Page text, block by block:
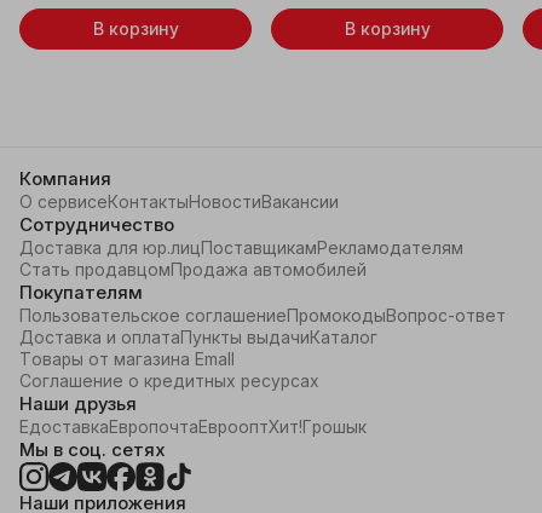
В корзину В корзину
Компания
О сервисеКонтактыНовостиВакансии
Сотрудничество
Доставка для юр.лицПоставщикамРекламодателям
Стать продавцомПродажа автомобилей
Покупателям
Пользовательское соглашениеПромокодыВопрос-ответ
Доставка и оплатаПункты выдачиКаталог
Товары от магазина Emall
Соглашение о кредитных ресурсах
Наши друзья
ЕдоставкаЕвропочтаЕврооптХит!Грошык
Мы в соц. сетях
Наши приложения